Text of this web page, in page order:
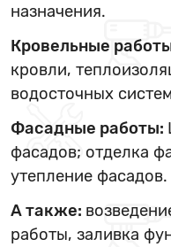
назначения.
Кровельные
кровли,
водосточных
Фасадные работы:
фасадов; отделка
утепление фасадов.
А также:
работы, заливка